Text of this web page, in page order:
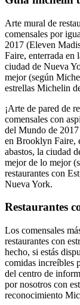
Arte mural de
comensales por
2017 (Eleven
Faire, enterrada en
ciudad de Nueva
mejor (según
estrellas Michelin
¡Arte de pared de
comensales con
del Mundo de
en Brooklyn Faire,
abastos, la ciudad
mejor de lo mejor
restaurantes con
Nueva York.
Restaurantes
Los comensales
restaurantes con
hecho, si estás
comidas increíbles
del centro de
por nosotros con
reconocimiento